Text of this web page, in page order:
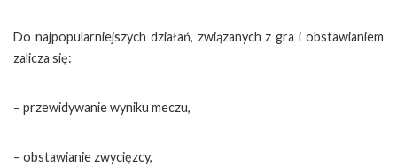
Do najpopularniejszych działań, związanych z gra i obstawianiem
zalicza się:
– przewidywanie wyniku meczu,
– obstawianie zwycięzcy,